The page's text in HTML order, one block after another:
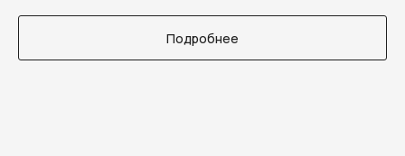
Подробнее